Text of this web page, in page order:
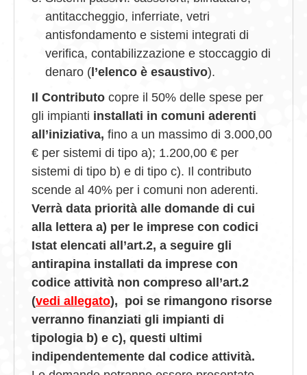
antitaccheggio, inferriate, vetri
antisfondamento e sistemi integrati di
verifica, contabilizzazione e stoccaggio di
denaro ( l’elenco è esaustivo).
Il Contributo copre il 50% delle spese per
gli impianti installati in comuni aderenti
all’iniziativa, fino a un massimo di 3.000,00
€ per sistemi di tipo a); 1.200,00 € per
sistemi di tipo b) e di tipo c). Il contributo
scende al 40% per i comuni non aderenti.
Verrà data priorità alle domande di cui
alla lettera a) per le imprese con codici
Istat elencati all’art.2, a seguire gli
antirapina installati da imprese con
codice attività non compreso all’art.2
(vedi allegato), poi se rimangono risorse
verranno finanziati gli impianti di
tipologia b) e c), questi ultimi
indipendentemente dal codice attività.